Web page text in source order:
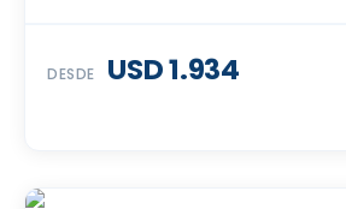
DESDE USD 1.934